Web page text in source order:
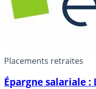
Placements retraites
Épargne salariale :